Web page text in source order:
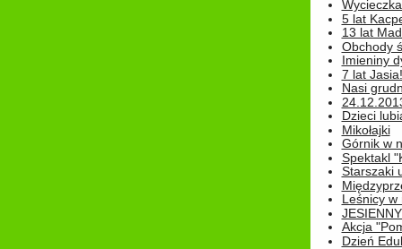
5 lat
13 lat
Obchody
Imieniny
7 lat Jasia!
Nasi
Dzieci
Mikołajki
Górnik w
Spektakl
Starszaki
Leśnicy w
Akcja
Dzień